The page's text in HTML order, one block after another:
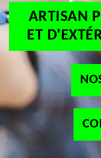
ARTISAN
ET